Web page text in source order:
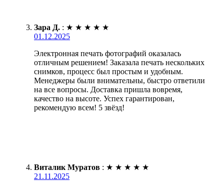
Зара Д. : ★ ★ ★ ★ ★
01.12.2025
Электронная печать фотографий оказалась
отличным решением! Заказала печать нескольких
снимков, процесс был простым и удобным.
Менеджеры были внимательны, быстро ответили
на все вопросы. Доставка пришла вовремя,
качество на высоте. Успех гарантирован,
рекомендую всем! 5 звёзд!
Виталик Муратов : ★ ★ ★ ★ ★
21.11.2025